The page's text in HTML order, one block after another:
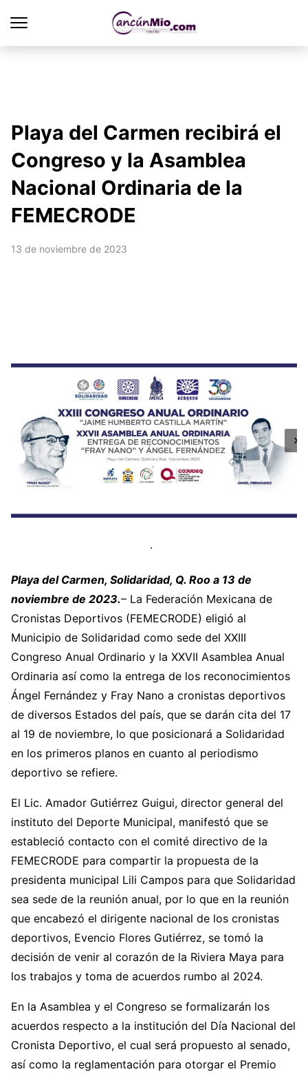
Playa del Carmen recibirá el
Congreso y la Asamblea
Nacional Ordinaria de la
FEMECRODE
13 de noviembre de 2023
Playa del Carmen, Solidaridad, Q. Roo a 13 de
noviembre de 2023.– La Federación Mexicana de
Cronistas Deportivos (FEMECRODE) eligió al
Municipio de Solidaridad como sede del XXIII
Congreso Anual Ordinario y la XXVII Asamblea Anual
Ordinaria así como la entrega de los reconocimientos
Ángel Fernández y Fray Nano a cronistas deportivos
de diversos Estados del país, que se darán cita del 17
al 19 de noviembre, lo que posicionará a Solidaridad
en los primeros planos en cuanto al periodismo
deportivo se refiere.
El Lic. Amador Gutiérrez Guigui, director general del
instituto del Deporte Municipal, manifestó que se
estableció contacto con el comité directivo de la
FEMECRODE para compartir la propuesta de la
presidenta municipal Lili Campos para que Solidaridad
sea sede de la reunión anual, por lo que en la reunión
que encabezó el dirigente nacional de los cronistas
deportivos, Evencio Flores Gutiérrez, se tomó la
decisión de venir al corazón de la Riviera Maya para
los trabajos y toma de acuerdos rumbo al 2024.
En la Asamblea y el Congreso se formalizarán los
acuerdos respecto a la institución del Día Nacional del
Cronista Deportivo, el cual será propuesto al senado,
así como la reglamentación para otorgar el Premio